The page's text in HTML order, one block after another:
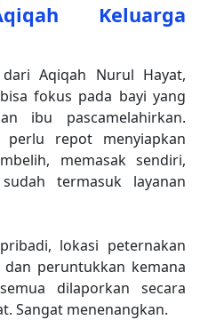
Keluarga
Aqiqah Nurul Hayat,
fokus pada bayi yang
ibu pascamelahirkan.
perlu repot menyiapkan
memasak sendiri,
termasuk layanan
lokasi peternakan
peruntukkan kemana
dilaporkan secara
Sangat menenangkan.